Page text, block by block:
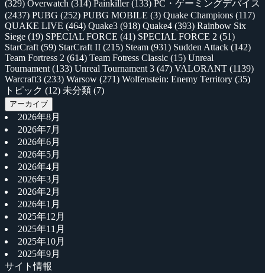
(329) Overwatch (314) Painkiller(133) PC・ゲーミングデバイス
(2437) PUBG (252) PUBG MOBILE (3) Quake Champions (117)
QUAKE LIVE (464) Quake3 (918) Quake4 (393) Rainbow Six
Siege (19) SPECIAL FORCE (41) SPECIAL FORCE 2 (51)
StarCraft (59) StarCraft II (215) Steam (931) Sudden Attack (142)
Team Fortress 2 (614) Team Fotress Classic (15) Unreal
Tournament (133) Unreal Tournament 3 (47) VALORANT (1139)
Warcraft3 (233) Warsow (271) Wolfenstein: Enemy Territory (35)
トピック (12) 未分類 (7)
アーカイブ
2026年8月
2026年7月
2026年6月
2026年5月
2026年4月
2026年3月
2026年2月
2026年1月
2025年12月
2025年11月
2025年10月
2025年9月
サイト情報